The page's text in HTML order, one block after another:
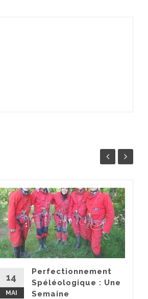
14
MAI
Perfectionnement
Spéléologique : Une
Semaine